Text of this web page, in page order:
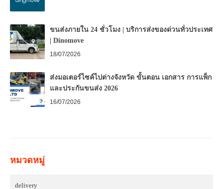
ขนส่งภายใน 24 ชั่วโมง | บริการส่งของด่วนทั่วประเทศ
| Dinomove
18/07/2026
ส่งมอเตอร์ไซค์ไปต่างจังหวัด ขั้นตอน เอกสาร การแพ็ก
และประกันขนส่ง 2026
16/07/2026
หมวดหมู่
delivery